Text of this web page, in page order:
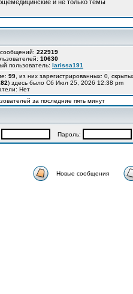
и не только темы
222919
10630
пользователь: larissa191
99 , из них зарегистрированных: 0,
) здесь было Сб Июл 25, 2026 12:38 pm
Нет
за последние пять минут
Пароль:
Новые сообщения